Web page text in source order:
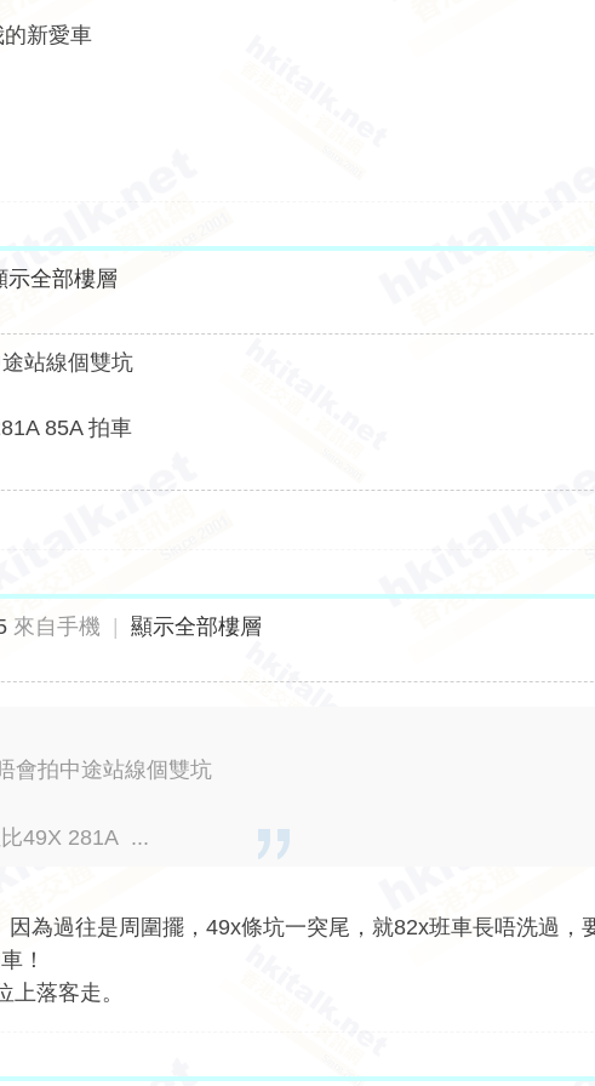
新愛車
示全部樓層
站線個雙坑
85A 拍車
來自手機 顯示全部樓層
會拍中途站線個雙坑
49X 281A ...
為過往是周圍擺，49x條坑一突尾，就82x班車長唔洗過，
！
落客走。